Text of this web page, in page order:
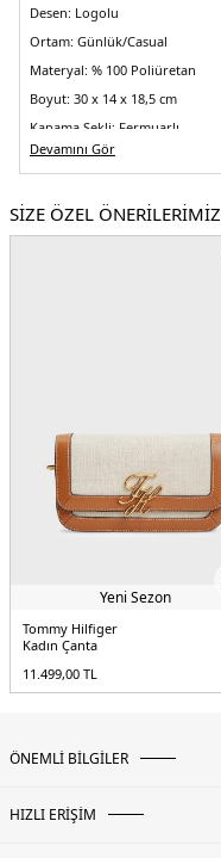
Desen: Logolu
Ortam: Günlük/Casual
Materyal: % 100 Poliüretan
Boyut: 30 x 14 x 18,5 cm
Kapama Şekli: Fermuarlı
Yaş Grubu:Yetişkin
Menşei:Kamboçya
2DEAW0AW17709MT1.08
Devamını Gör
SİZE ÖZEL ÖNERİLERİMİZ
Yeni Sezon
Tommy Hilfiger
Kadın Çanta
11.499,00 TL
ÖNEMLİ BİLGİLER
HIZLI ERİŞİM